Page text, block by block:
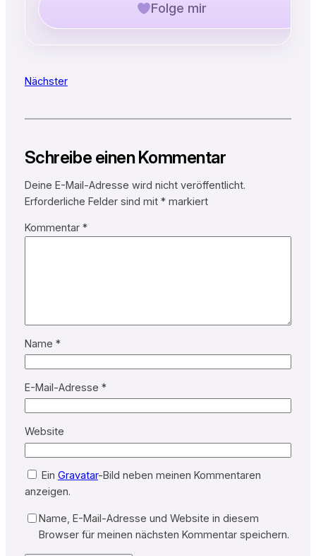
Folge mir
Nächster
Schreibe einen Kommentar
Deine E-Mail-Adresse wird nicht veröffentlicht.
Erforderliche Felder sind mit *markiert
Kommentar *
Name *
E-Mail-Adresse *
Website
Ein Gravatar-Bild neben meinen Kommentaren
anzeigen.
Name, E-Mail-Adresse und Website in diesem
Browser für meinen nächsten Kommentar speichern.